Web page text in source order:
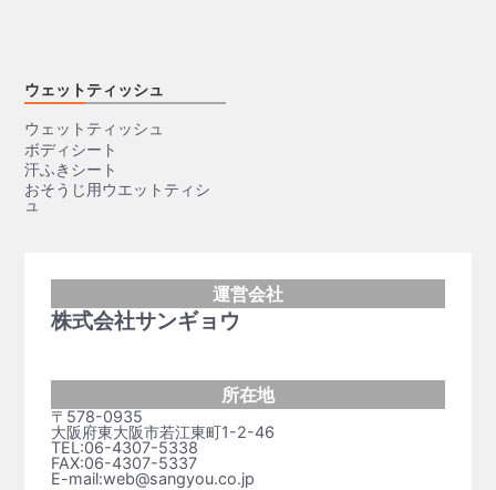
ウェットティッシュ
ウェットティッシュ
ボディシート
汗ふきシート
おそうじ用ウエットティシ
ュ
運営会社
株式会社サンギョウ
所在地
〒578-0935
大阪府東大阪市若江東町1-2-46
TEL:06-4307-5338
FAX:06-4307-5337
E-mail:web@sangyou.co.jp